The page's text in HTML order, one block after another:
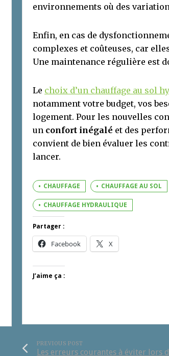
environnements où des
Enfin, en cas de
complexes et coûteuses, car
Une maintenance régulière est
Le choix d’un chauffage au sol
notamment votre budget, vos
logement. Pour les nouvelles
un confort inégalé et des
convient de bien évaluer les
lancer.
CHAUFFAGE CHAUFFAGE AU SOL
CHAUFFAGE HYDRAULIQUE
Partager :
Facebook X
J’aime ça :
PREVIOUS POST
Les erreurs courantes à éviter lors